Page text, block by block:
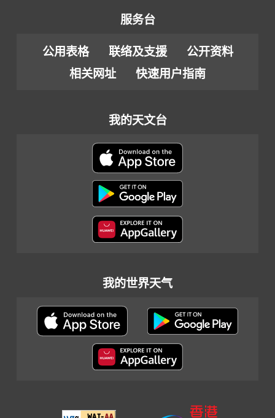
服务台
公用表格 联络及支援
公开资料
相关网址
快速用户指南
我的天文台
我的世界天气